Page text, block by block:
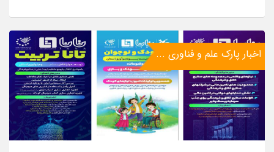
اخبار پارک علم و فناوری ...